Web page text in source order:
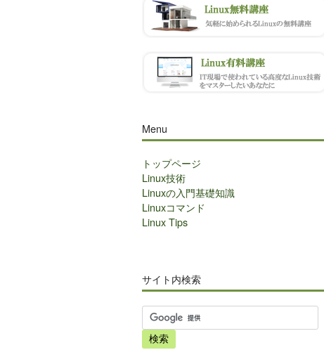
Menu
トップページ
Linux技術
Linuxの入門基礎知識
Linuxコマンド
Linux Tips
サイト内検索
サ
イ
ト